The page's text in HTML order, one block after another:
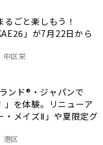
ごと楽しもう！
」が7月22日から
中区栄
ンド®・ジャパンで
」を体験。リニューア
・メイズⅡ」や夏限定グ
港区